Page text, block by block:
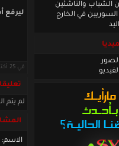
الشباب والناشئين
السوريين في الخارج
ليرفع
في 25 أكتوبر 2020 · قراءات: 6028 ·
لم يتم
الاسم: